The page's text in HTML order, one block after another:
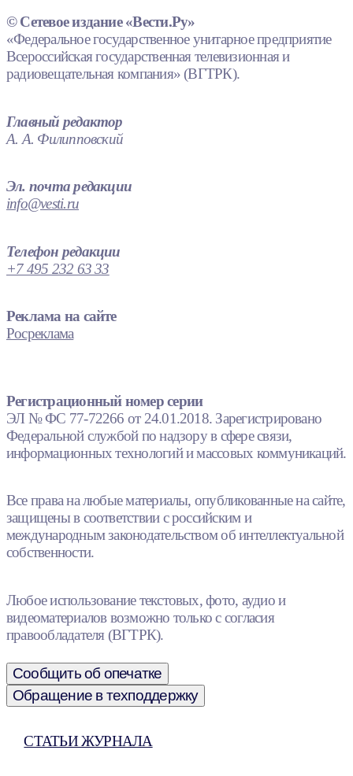
© Сетевое издание «Вести.Ру»
«Федеральное государственное унитарное предприятие
Всероссийская государственная телевизионная и
радиовещательная компания» (ВГТРК).
Главный редактор
А. А. Филипповский
Эл. почта редакции
info@vesti.ru
Телефон редакции
+7 495 232 63 33
Реклама на сайте
Росреклама
Регистрационный номер серии
ЭЛ № ФС 77-72266 от 24.01.2018. Зарегистрировано
Федеральной службой по надзору в сфере связи,
информационных технологий и массовых коммуникаций.
Все права на любые материалы, опубликованные на сайте,
защищены в соответствии с российским и
международным законодательством об интеллектуальной
собственности.
Любое использование текстовых, фото, аудио и
видеоматериалов возможно только с согласия
правообладателя (ВГТРК).
Сообщить об опечатке
Обращение в техподдержку
СТАТЬИ ЖУРНАЛА